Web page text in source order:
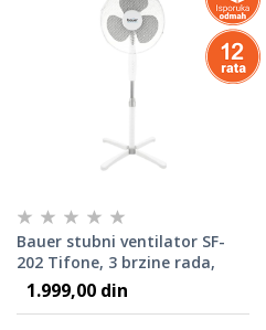
Bauer stubni ventilator SF-
202 Tifone, 3 brzine rada,
Horizontalna oscilacija,
Podesiva visina, Beli
1.999,00 din